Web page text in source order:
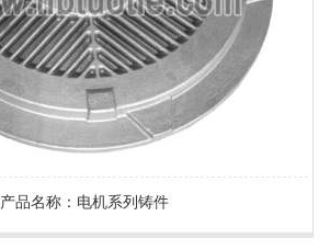
产品名称：电机系列铸件